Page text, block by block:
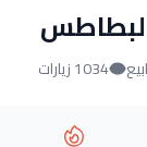
1034 زيارات